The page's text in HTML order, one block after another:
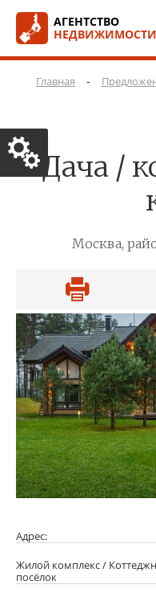
АГЕНТСТВО
НЕДВИЖИМОСТИ
Главная -
Дача /
Москва,
Адрес:
Жилой комплекс /
посёлок